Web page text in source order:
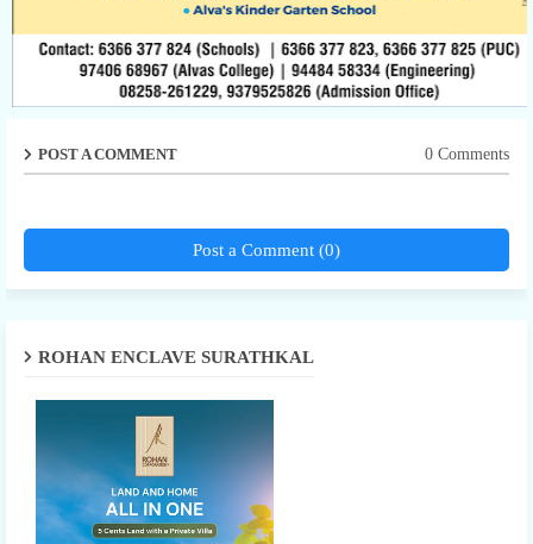
POST A COMMENT 0 Comments
Post a Comment (0)
ROHAN ENCLAVE SURATHKAL